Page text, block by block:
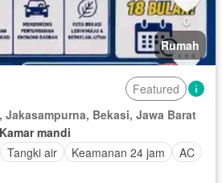
Rumah
Featured
Bekasi, Jawa Barat
mandi
Tangki air Keamanan 24 jam
AC